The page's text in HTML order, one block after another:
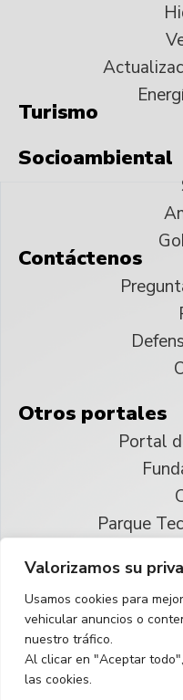
Valorizamos su
Usamos cookies para
vehicular anuncios o
nuestro tráfico.
Al clicar en "Aceptar
las cookies.
Turismo
Socioambiental
Contáctenos
Otros portales
Portal
Parque
Reservados
Español